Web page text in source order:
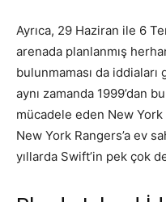
Ayrıca, 29 Haziran ile 6
arenada planlanmış
bulunmaması da
aynı zamanda 1999’dan
mücadele eden New York
New York Rangers’a ev
yıllarda Swift’in pek çok